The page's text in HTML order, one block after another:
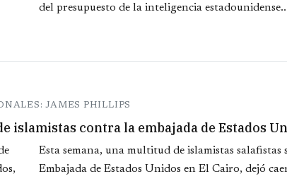
del presupuesto de la inteligencia
JAMES PHILLIPS
islamistas contra la embajada de Estados
Esta semana, una multitud de islamistas salafistas
Embajada de Estados Unidos en El Cairo, dejó